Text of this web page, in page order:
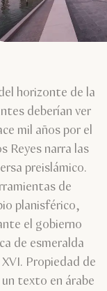
horizonte de la
deberían ver
mil años por el
Reyes narra las
preislámico.
de
planisférico,
el gobierno
de esmeralda
Propiedad de
texto en árabe